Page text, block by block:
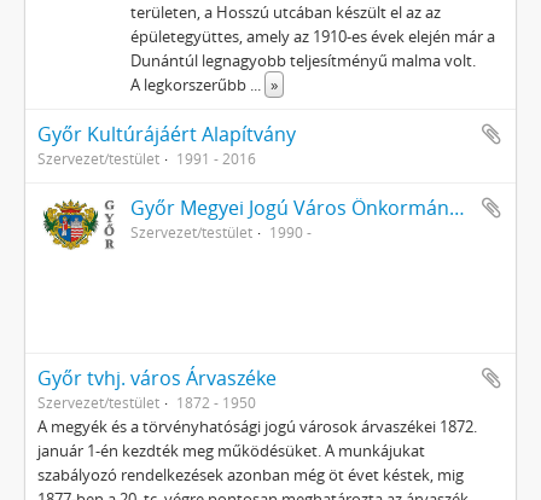
területen, a Hosszú utcában készült el az az
épületegyüttes, amely az 1910-es évek elején már a
Dunántúl legnagyobb teljesítményű malma volt.
A legkorszerűbb ... »
Győr Kultúrájáért Alapítvány
Szervezet/testület 1991 - 2016
Győr Megyei Jogú Város Önkormányzata
Szervezet/testület 1990 -
Győr tvhj. város Árvaszéke
Szervezet/testület 1872 - 1950
A megyék és a törvényhatósági jogú városok árvaszékei 1872.
január 1-én kezdték meg működésüket. A munkájukat
szabályozó rendelkezések azonban még öt évet késtek, mig